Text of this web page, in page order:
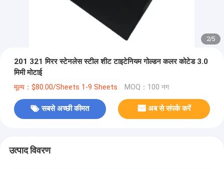
2/5
201 321 मिरर स्टेनलेस स्टील शीट टाइटेनियम गोल्डन कलर कोटेड 3.0
मिमी मोटाई
मूल्य：$80.00/Sheets 1-9 Sheets MOQ：100 नग
सबसे अच्छी कीमत अब से संपर्क करें
उत्पाद विवरण